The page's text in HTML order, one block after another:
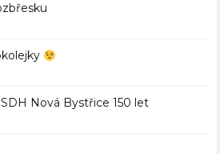
Nová Bystřice 150 let